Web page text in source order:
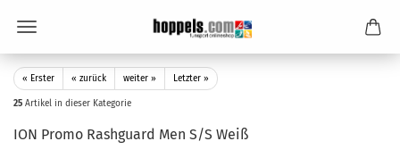
« Erster « zurück weiter » Letzter »
25 Artikel in dieser Kategorie
ION Promo Rashguard Men S/S Weiß